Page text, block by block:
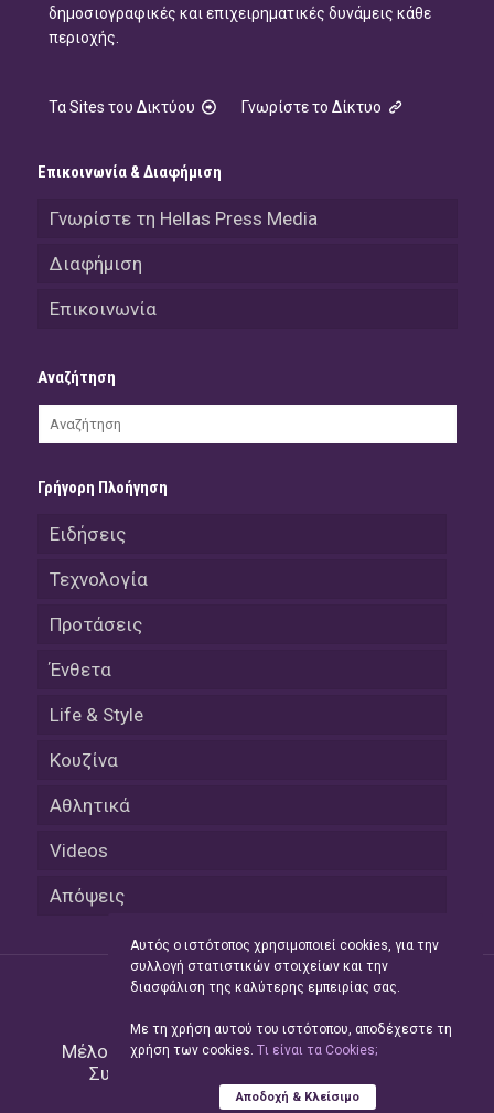
δημοσιογραφικές και επιχειρηματικές δυνάμεις κάθε
περιοχής.
Τα Sites του Δικτύου Γνωρίστε το Δίκτυο
Επικοινωνία & Διαφήμιση
Γνωρίστε τη Hellas Press Media
Διαφήμιση
Επικοινωνία
Αναζήτηση
Γρήγορη Πλοήγηση
Ειδήσεις
Τεχνολογία
Προτάσεις
Ένθετα
Life & Style
Κουζίνα
Αθλητικά
Videos
Απόψεις
Μέλος του Δικτύου τηςHellas Press Media
Συντήρηση και Ανάπτυξη
Αυτός ο ιστότοπος χρησιμοποιεί cookies, για την
συλλογή στατιστικών στοιχείων και την
διασφάλιση της καλύτερης εμπειρίας σας.
Με τη χρήση αυτού του ιστότοπου, αποδέχεστε τη
χρήση των cookies. Tι είναι τα Cookies;
Αποδοχή & Κλείσιμο